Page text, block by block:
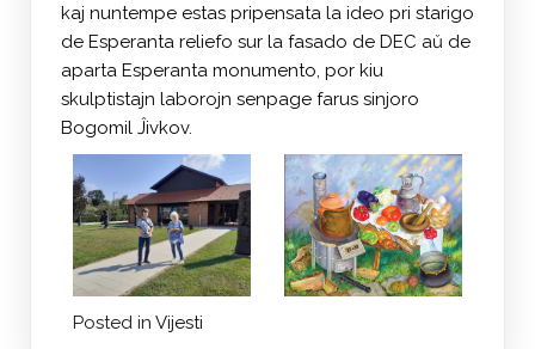
kaj nuntempe estas pripensata la ideo pri starigo
de Esperanta reliefo sur la fasado de DEC aŭ de
aparta Esperanta monumento, por kiu
skulptistajn laborojn senpage farus sinjoro
Bogomil Ĵivkov.
Posted in Vijesti